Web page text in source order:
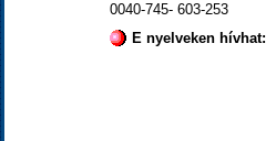
0040-745- 603-253
E nyelveken hívhat: